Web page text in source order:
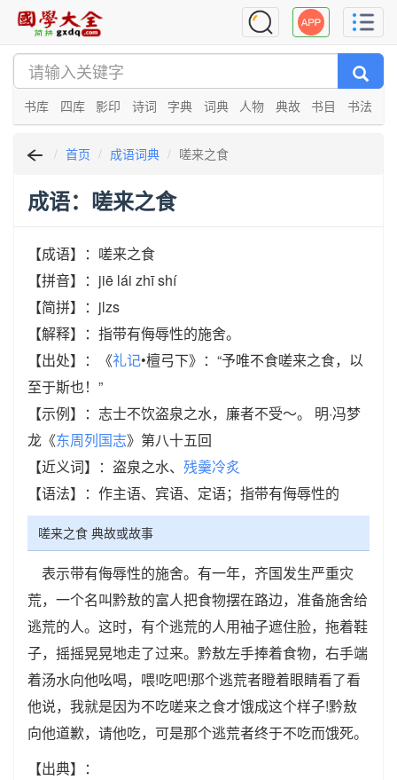
书库 四库 影印 诗词 字典 词典 人物 典故 书目 书法
首页 成语词典 嗟来之食
成语：嗟来之食
【成语】：嗟来之食
【拼音】：jiē lái zhī shí
【简拼】：jlzs
【解释】：指带有侮辱性的施舍。
【出处】：《礼记•檀弓下》：“予唯不食嗟来之食，以
至于斯也！”
【示例】：志士不饮盗泉之水，廉者不受～。 明·冯梦
龙《东周列国志》第八十五回
【近义词】：盗泉之水、 残羹冷炙
【语法】：作主语、宾语、定语；指带有侮辱性的
嗟来之食 典故或故事
表示带有侮辱性的施舍。有一年，齐国发生严重灾
荒，一个名叫黔敖的富人把食物摆在路边，准备施舍给
逃荒的人。这时，有个逃荒的人用袖子遮住脸，拖着鞋
子，摇摇晃晃地走了过来。黔敖左手捧着食物，右手端
着汤水向他吆喝，喂!吃吧!那个逃荒者瞪着眼睛看了看
他说，我就是因为不吃嗟来之食才饿成这个样子!黔敖
向他道歉，请他吃，可是那个逃荒者终于不吃而饿死。
【出典】：